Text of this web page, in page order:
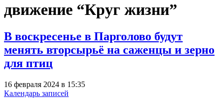
движение “Круг жизни”
В воскресенье в Парголово будут
менять вторсырьё на саженцы и зерно
для птиц
16 февраля 2024 в 15:35
Календарь записей